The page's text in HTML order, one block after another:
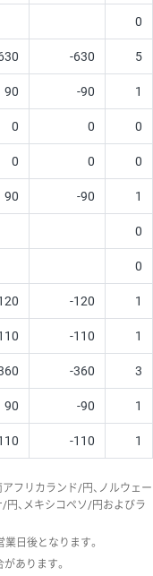
0
-630 5
90 -90 1
0 0 0
0 0 0
90 -90 1
0
0
-120 1
-110 1
-360 3
90 -90 1
-110 1
フリカランド/円、ノルウェー
円、メキシコペソ/円およびラ
日後となります。
あります。